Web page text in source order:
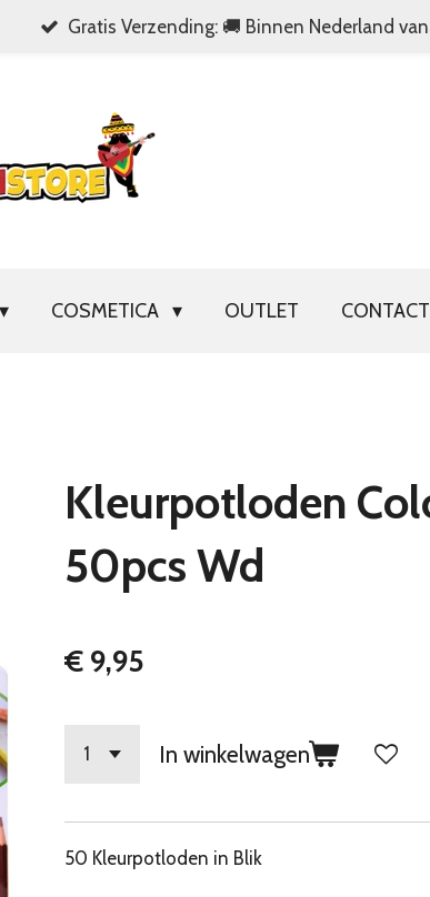
Gratis Verzending: 🚚 Binnen Nederland
COSMETICA OUTLET CONTACT
Kleurpotloden
50pcs Wd
€ 9,95
In winkelwagen
50 Kleurpotloden in Blik